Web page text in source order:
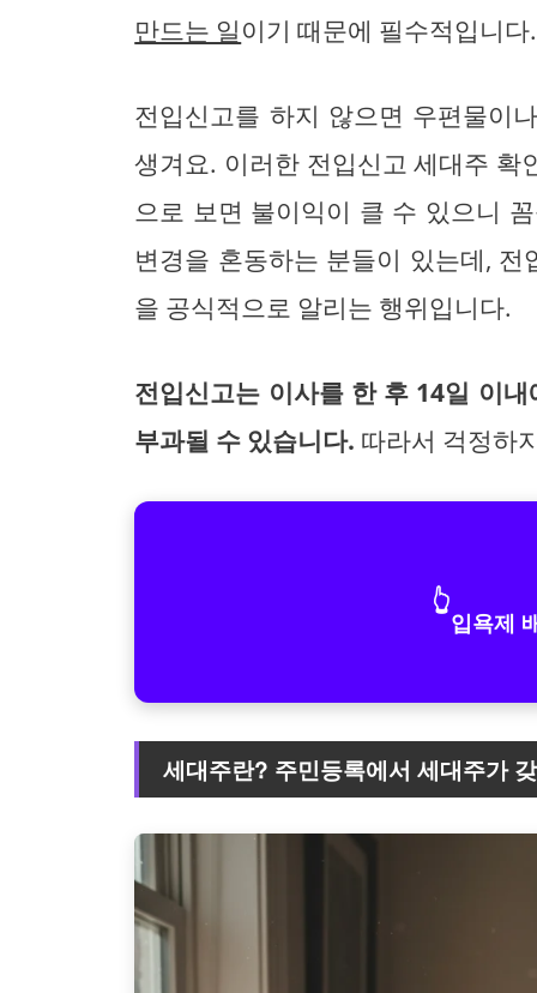
만드는 일이기 때문에 필수적입니다.
전입신고를 하지 않으면 우편물이
생겨요. 이러한 전입신고 세대주 확
으로 보면 불이익이 클 수 있으니
변경을 혼동하는 분들이 있는데,
을 공식적으로 알리는 행위입니다.
전입신고는 이사를 한 후 14일 이
부과될 수 있습니다. 따라서 걱정하
👆
입욕제
세대주란? 주민등록에서 세대주가